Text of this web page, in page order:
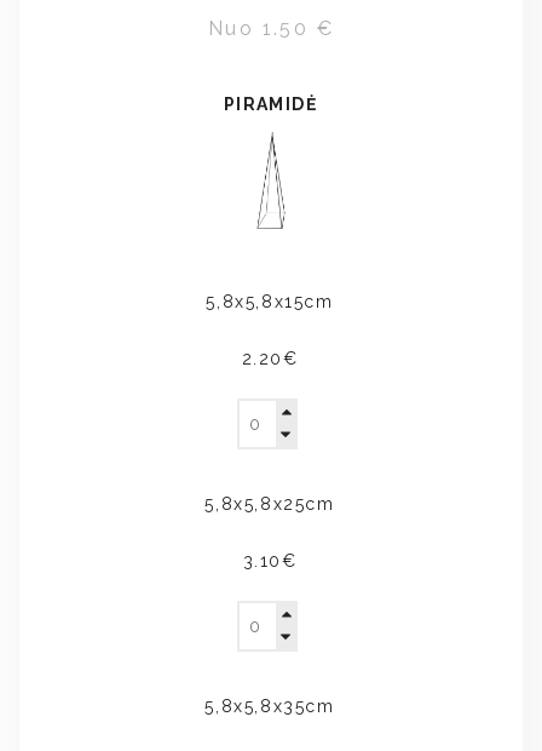
Nuo 1.50 €
PIRAMIDĖ
5,8x5,8x15cm
2.20€
5,8x5,8x25cm
3.10€
5,8x5,8x35cm